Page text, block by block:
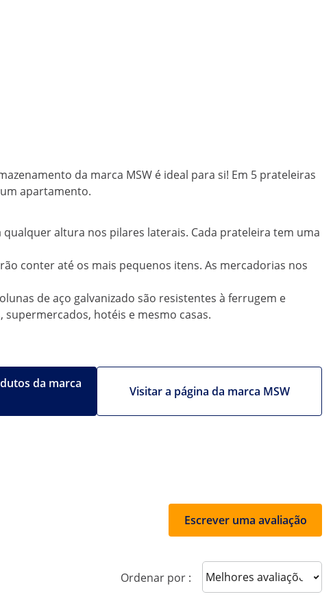
da marca MSW é ideal para si! Em 5 prateleiras
apartamento.
altura nos pilares laterais. Cada prateleira tem uma
conter até os mais pequenos itens. As mercadorias nos
de aço galvanizado são resistentes à ferrugem e
hotéis e mesmo casas.
Visitar a página da marca MSW
da marca
Escrever uma avaliação
Ordenar por : Sort reviews